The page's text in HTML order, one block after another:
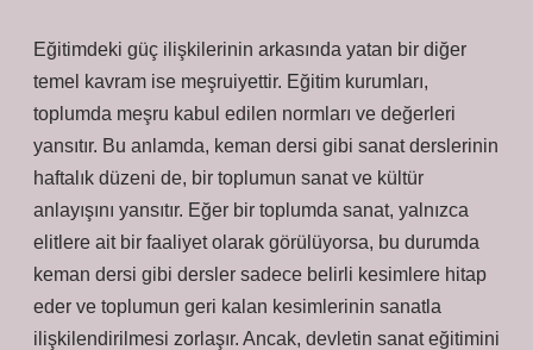
Eğitimdeki güç ilişkilerinin arkasında yatan bir diğer
temel kavram ise meşruiyettir. Eğitim kurumları,
toplumda meşru kabul edilen normları ve değerleri
yansıtır. Bu anlamda, keman dersi gibi sanat derslerinin
haftalık düzeni de, bir toplumun sanat ve kültür
anlayışını yansıtır. Eğer bir toplumda sanat, yalnızca
elitlere ait bir faaliyet olarak görülüyorsa, bu durumda
keman dersi gibi dersler sadece belirli kesimlere hitap
eder ve toplumun geri kalan kesimlerinin sanatla
ilişkilendirilmesi zorlaşır. Ancak, devletin sanat eğitimini